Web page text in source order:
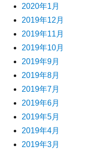
2020年1月
2019年12月
2019年11月
2019年10月
2019年9月
2019年8月
2019年7月
2019年6月
2019年5月
2019年4月
2019年3月